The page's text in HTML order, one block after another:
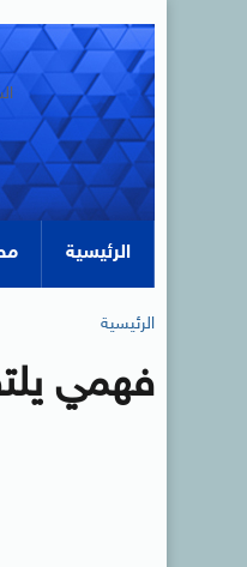
الرئيسية
الرئيسية
فهمي